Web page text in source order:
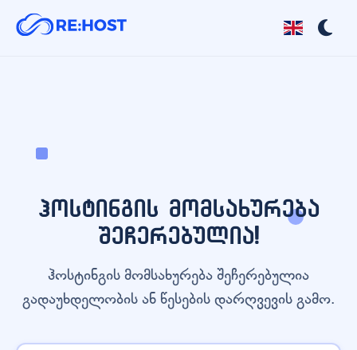
ჰოსტინგის მომსახურება
შეჩერებულია!
ჰოსტინგის მომსახურება შეჩერებულია
გადაუხდელობის ან წესების დარღვევის გამო.